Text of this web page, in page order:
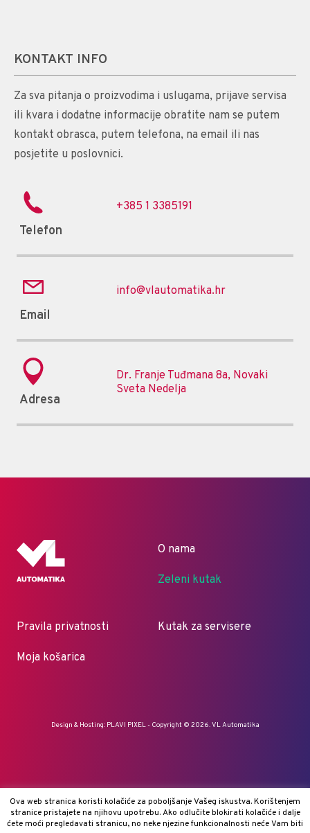
KONTAKT INFO
Za sva pitanja o proizvodima i uslugama, prijave servisa
ili kvara i dodatne informacije obratite nam se putem
kontakt obrasca, putem telefona, na email ili nas
posjetite u poslovnici.
Telefon
+385 1 3385191
Email
info@vlautomatika.hr
Adresa
Dr. Franje Tuđmana 8a, Novaki
Sveta Nedelja
O nama
Zeleni kutak
Pravila privatnosti
Moja košarica
Kutak za servisere
Design & Hosting: PLAVI PIXEL- Copyright © 2026. VL Automatika
Ova web stranica koristi kolačiće za poboljšanje Vašeg iskustva. Korištenjem
stranice pristajete na njihovu upotrebu. Ako odlučite blokirati kolačiće i dalje
ćete moći pregledavati stranicu, no neke njezine funkcionalnosti neće Vam biti